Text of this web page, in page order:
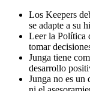
Los Keepers
se adapte a su
Leer la Política
tomar
Junga tiene
desarrollo
Junga no es un